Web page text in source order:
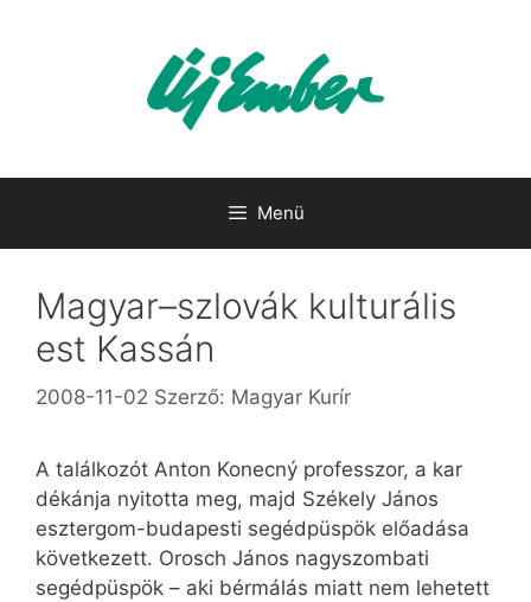
Menü
Magyar–szlovák kulturális
est Kassán
2008-11-02 Szerző: Magyar Kurír
A találkozót Anton Konecný professzor, a kar
dékánja nyitotta meg, majd Székely János
esztergom-budapesti segédpüspök előadása
következett. Orosch János nagyszombati
segédpüspök – aki bérmálás miatt nem lehetett